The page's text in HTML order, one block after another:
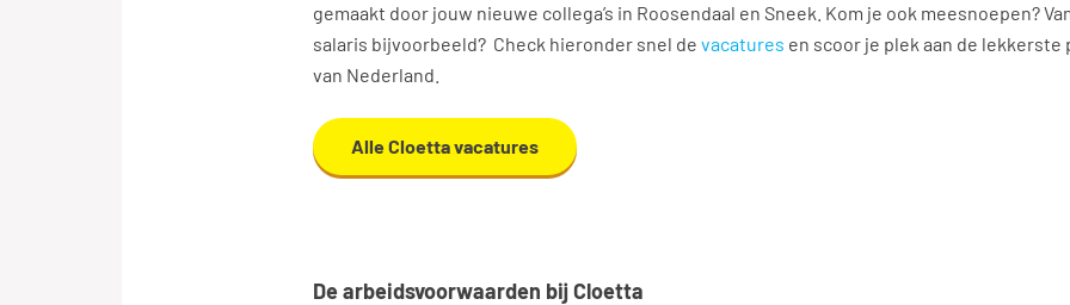
gemaakt door jouw nieuwe collega’s in Roosendaal en Sneek. Kom je ook meesnoepen?
salaris bijvoorbeeld? Check hieronder snel de vacatures en scoor je plek aan de
van Nederland.
Alle Cloetta vacatures
De arbeidsvoorwaarden bij Cloetta